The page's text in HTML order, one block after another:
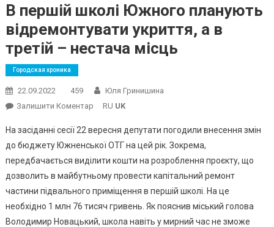
В першій школі Южного планують
відремонтувати укриття, а в
третій – нестача місць
Городская хроника
22.09.2022 459
Юля Гринишина
Залишити КоментарOn
Першій
Школі
Южного
Планують
Відремонтувати
Укриття,
А
RU UK
На засіданні сесії 22 вересня депутати погодили внесення змін
до бюджету Южненської ОТГ на цей рік. Зокрема,
передбачається виділити кошти на розроблення проєкту, що
дозволить в майбутньому провести капітальний ремонт
частини підвального приміщення в першій школі. На це
необхідно 1 млн 76 тисяч гривень. Як пояснив міський голова
Володимир Новацький, школа навіть у мирний час не зможе